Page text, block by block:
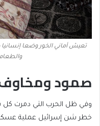
تعيش أماني الخور وضعا
صمود
وفي ظل الحرب التي دمرت كل
خطر شن إسرائيل عملية